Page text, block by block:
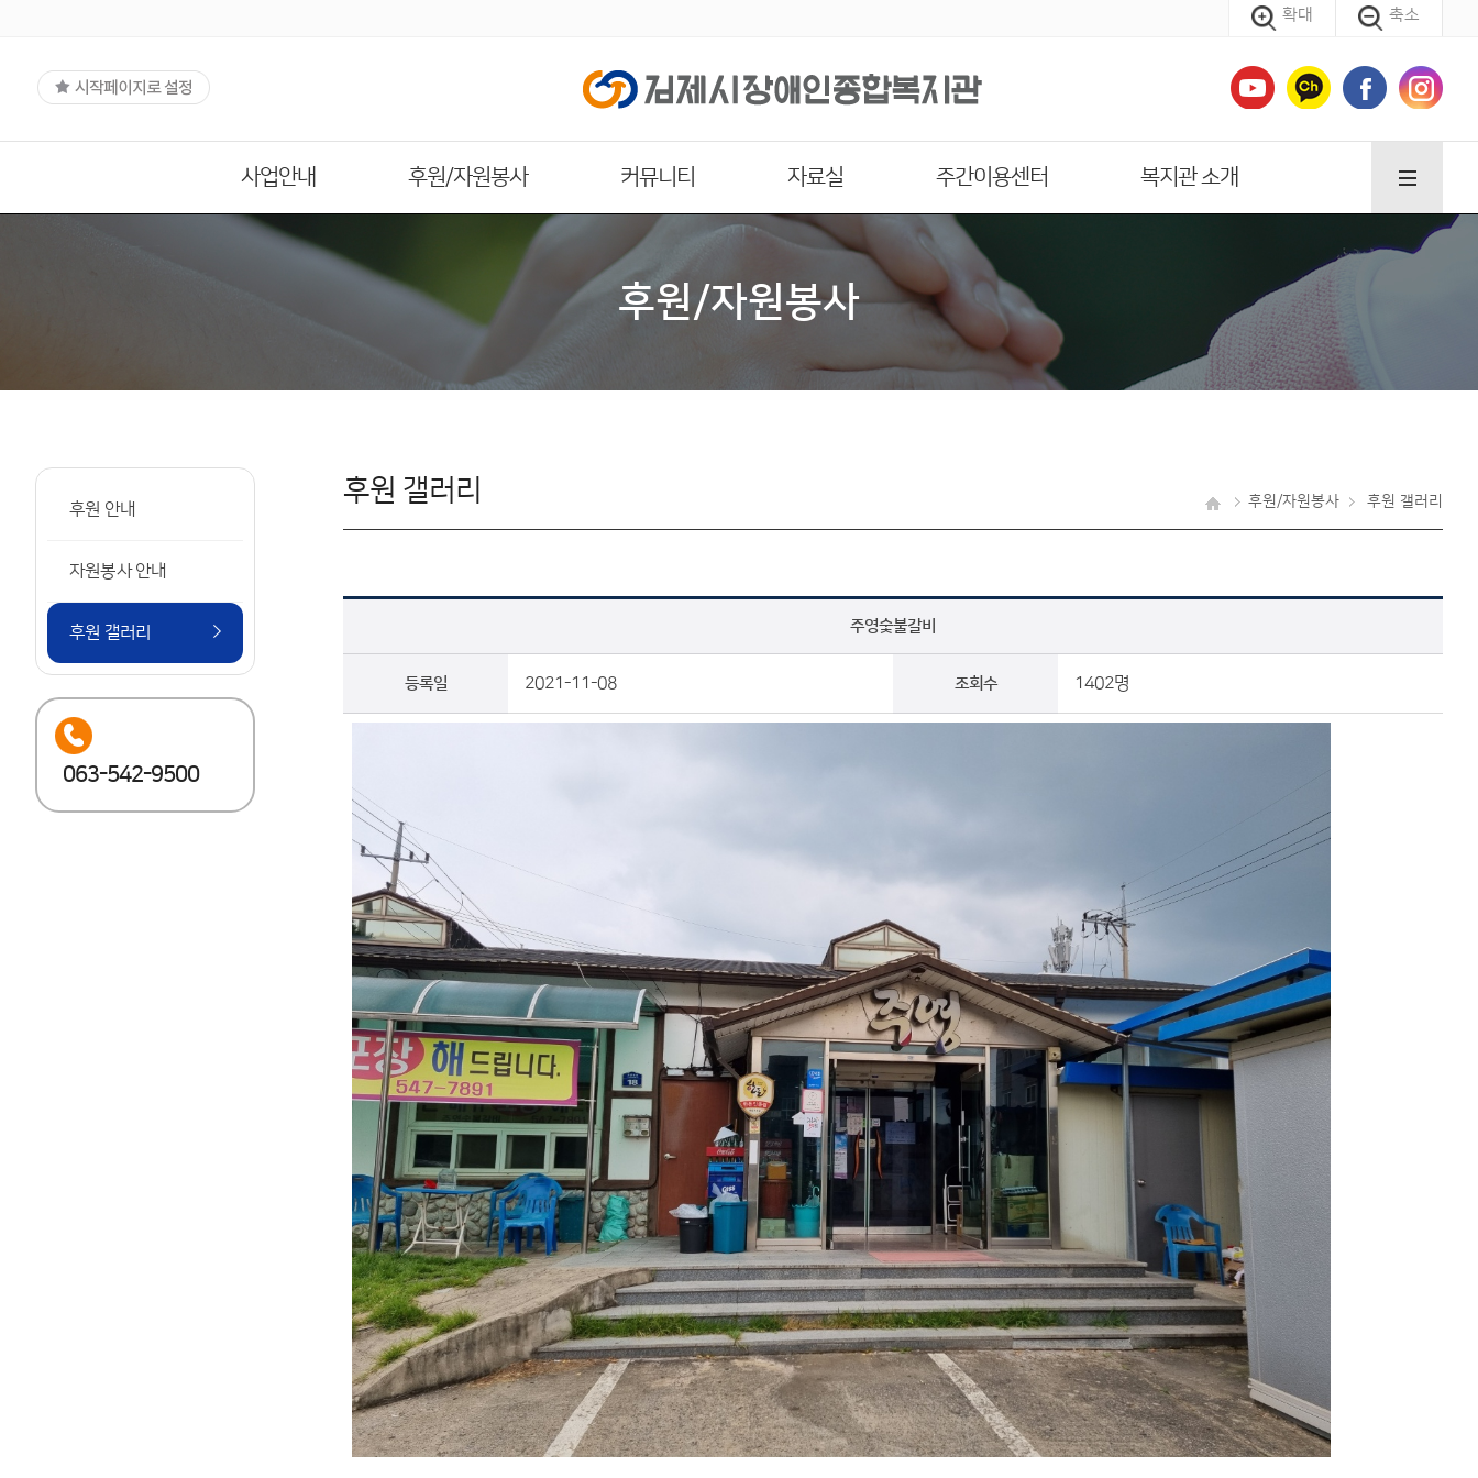
확대 축소
사업안내 후원/자원봉사 커뮤니티 자료실 주간이용센터 복지관 소개
후원/자원봉사
후원 안내
자원봉사 안내
후원 갤러리
063-542-9500
후원 갤러리 후원/자원봉사 후원 갤러리
주영숯불갈비
등록일 2021-11-08 조회수 1402명